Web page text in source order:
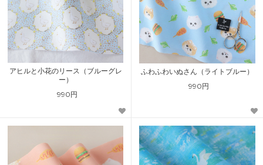
アヒルと小花のリース（ブルーグレ
ー）
990円
ふわふわいぬさん（ライトブルー）
990円